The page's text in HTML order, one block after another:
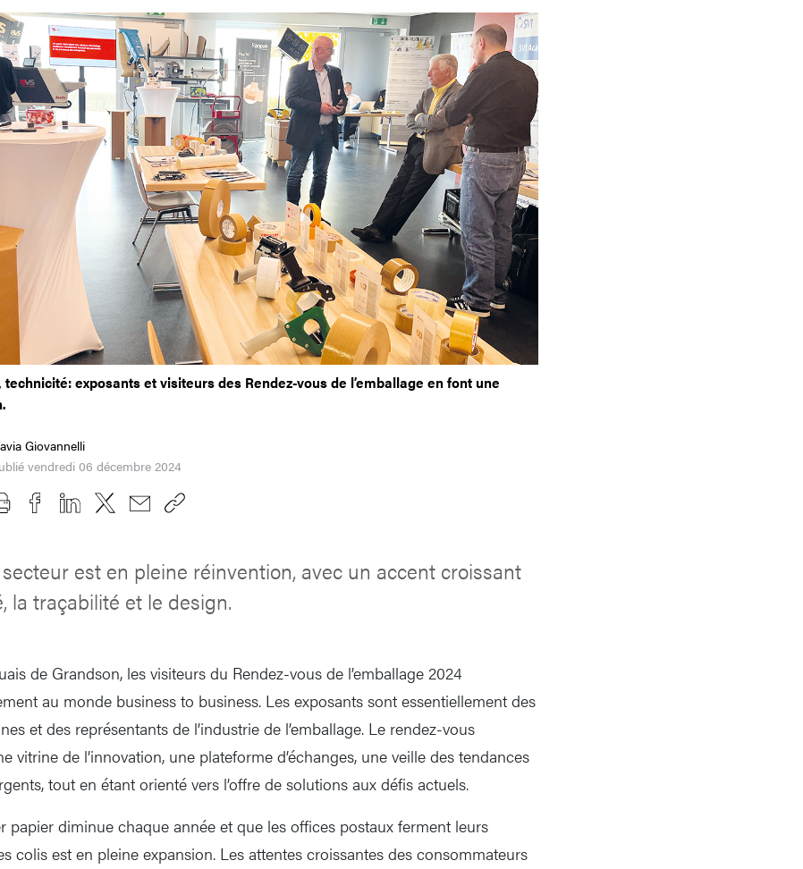
exposants et visiteurs des Rendez-vous de l’emballage en font une
Giovannelli
vendredi 06 décembre 2024
est en pleine réinvention, avec un accent croissant
la traçabilité et le design.
de Grandson, les visiteurs du Rendez-vous de l’emballage 2024
au monde business to business. Les exposants sont essentiellement des
et des représentants de l’industrie de l’emballage. Le rendez-vous
vitrine de l’innovation, une plateforme d’échanges, une veille des tendances
tout en étant orienté vers l’offre de solutions aux défis actuels.
papier diminue chaque année et que les offices postaux ferment leurs
colis est en pleine expansion. Les attentes croissantes des consommateurs